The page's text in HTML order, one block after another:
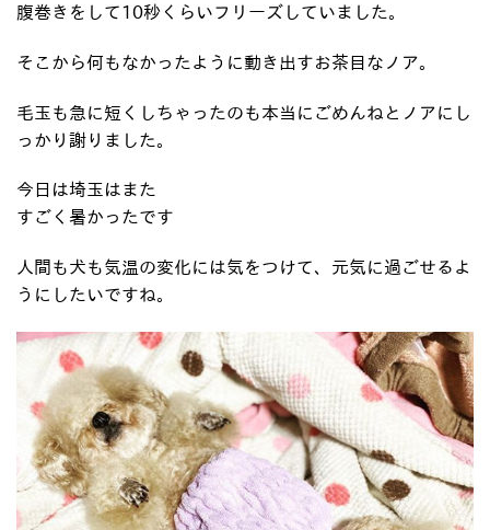
腹巻きをして10秒くらいフリーズしていました。
そこから何もなかったように動き出すお茶目なノア。
毛玉も急に短くしちゃったのも本当にごめんねとノアにし
っかり謝りました。
今日は埼玉はまた
すごく暑かったです
人間も犬も気温の変化には気をつけて、元気に過ごせるよ
うにしたいですね。